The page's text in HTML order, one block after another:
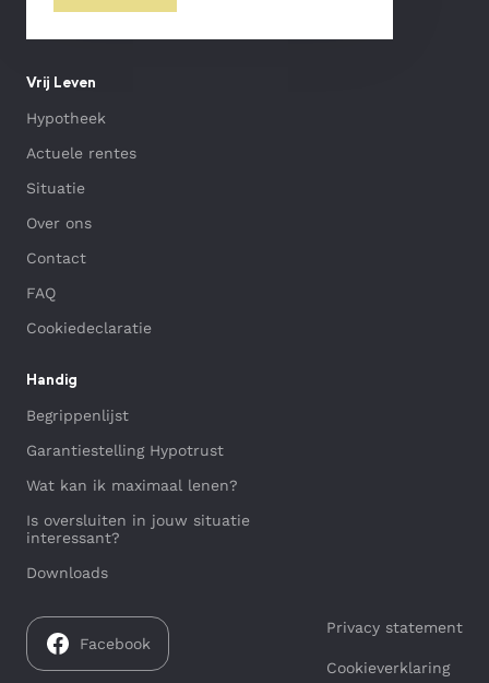
Vrij Leven
Hypotheek
Actuele rentes
Situatie
Over ons
Contact
FAQ
Cookiedeclaratie
Handig
Begrippenlijst
Garantiestelling Hypotrust
Wat kan ik maximaal lenen?
Is oversluiten in jouw situatie
interessant?
Downloads
Facebook
Privacy statement
Cookieverklaring